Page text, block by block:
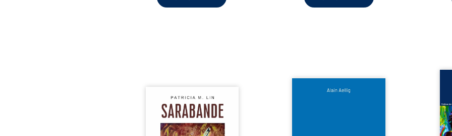
Aux chants crépitants de l’été,
Sous le silence ouaté de la
neige en hiver, Au cours de
nuits pâles, Dans la clarté
bienveillante de la lune, Rêves,
Et si le naufrage n’avait pas
La
de